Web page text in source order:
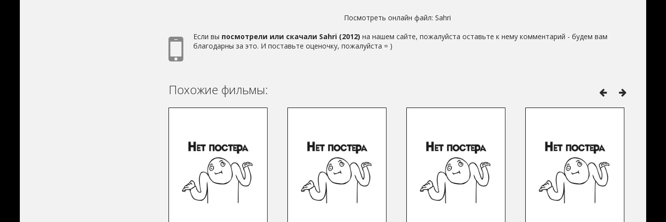
Посмотреть онлайн файл: Sahri
Если вы посмотрели или скачали Sahri (2012) на нашем сайте, пожалуйста оставьте к нему комментарий - будем вам
благодарны за это. И поставьте оценочку, пожалуйста = )
Похожие фильмы: